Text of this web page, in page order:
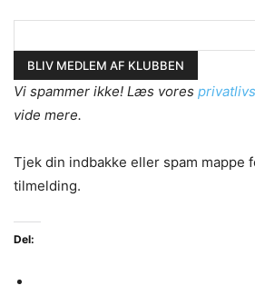
Vi spammer ikke! Læs vores
vide mere.
Tjek din indbakke eller spam mappe
tilmelding.
Del: